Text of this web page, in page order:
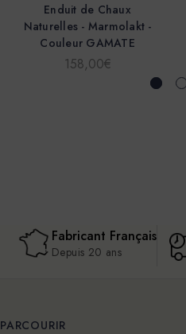
Enduit de Chaux
Naturelles - Marmolakt -
Couleur GAMATE
158,00€
Fabricant Français
Depuis 20 ans
PARCOURIR